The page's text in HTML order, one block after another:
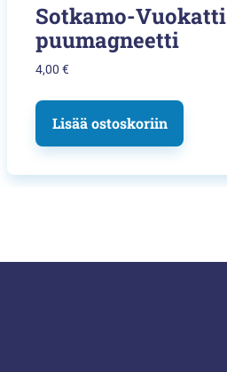
Sotkamo-Vuokatti
puumagneetti
4,00€
Lisää ostoskoriin